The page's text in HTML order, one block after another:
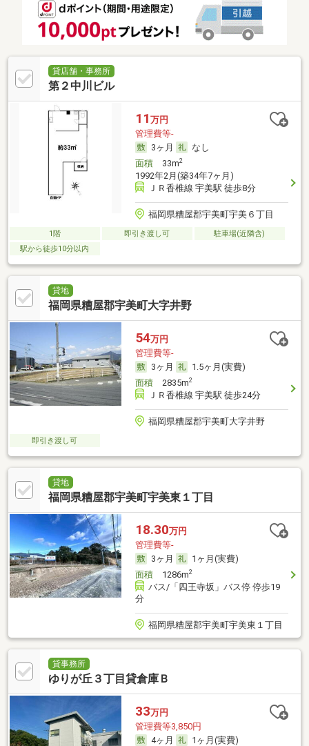
貸店舗・事務所
第２中川ビル
11 万円
管理費等-
3ヶ月
なし
面積33m2
1992年2月(築34年7ヶ月)
ＪＲ香椎線 宇美駅 徒歩8分
福岡県糟屋郡宇美町宇美６丁目
1階 即引き渡し可
駐車場(近隣含)
駅から徒歩10分以内
貸地
福岡県糟屋郡宇美町大字井野
54万円
管理費等-
3ヶ月
1.5ヶ月(実費)
面積2835m2
ＪＲ香椎線 宇美駅 徒歩24分
福岡県糟屋郡宇美町大字井野
即引き渡し可
貸地
福岡県糟屋郡宇美町宇美東１丁目
18.30万円
管理費等-
3ヶ月
1ヶ月(実費)
面積1286m2
バス/「四王寺坂」バス停 停歩19
分
福岡県糟屋郡宇美町宇美東１丁目
貸事務所
ゆりが丘３丁目貸倉庫Ｂ
33万円
管理費等3,850円
4ヶ月
1ヶ月(実費)